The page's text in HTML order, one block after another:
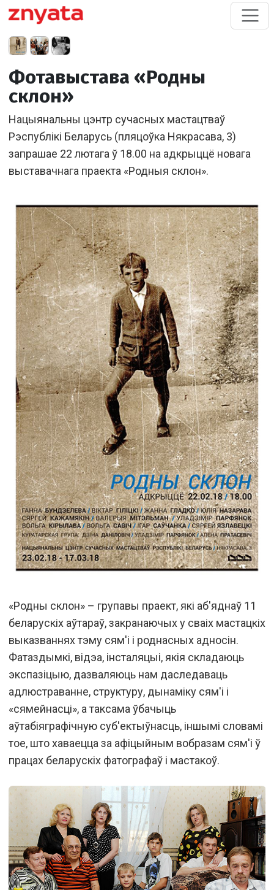
Фотавыстава «Родны
склон»
Нацыянальны цэнтр сучасных мастацтваў
Рэспублікі Беларусь (пляцоўка Някрасава, 3)
запрашае 22 лютага ў 18.00 на адкрыццё новага
выставачнага праекта «Родныя склон».
«Родны склон» – групавы праект, які аб'яднаў 11
беларускіх аўтараў, закранаючых у сваіх мастацкіх
выказваннях тэму сям'і і роднасных адносін.
Фатаздымкі, відэа, інсталяцыі, якія складаюць
экспазіцыю, дазваляюць нам даследаваць
адлюстраванне, структуру, дынаміку сям'і і
«сямейнасці», а таксама ўбачыць
аўтабіяграфічную суб'ектыўнасць, іншымі словамі
тое, што хаваецца за афіцыйным вобразам сям'і ў
працах беларускіх фатографаў і мастакоў.